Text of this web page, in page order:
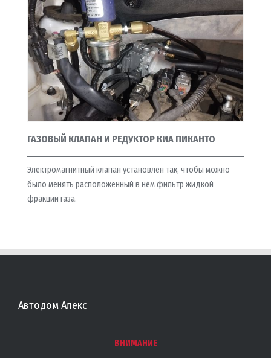
ГАЗОВЫЙ КЛАПАН И РЕДУКТОР КИА ПИКАНТО
Электромагнитный клапан установлен так, чтобы можно
было менять расположенный в нём фильтр жидкой
фракции газа.
Автодом Алекс
ВНИМАНИЕ